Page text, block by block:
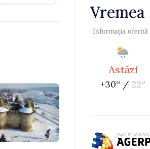
Vremea
Informația oferită
Astăzi
+30° / 22°